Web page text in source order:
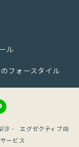
ル
フォースタイル
沙 - エグゼクティブ向
ービス